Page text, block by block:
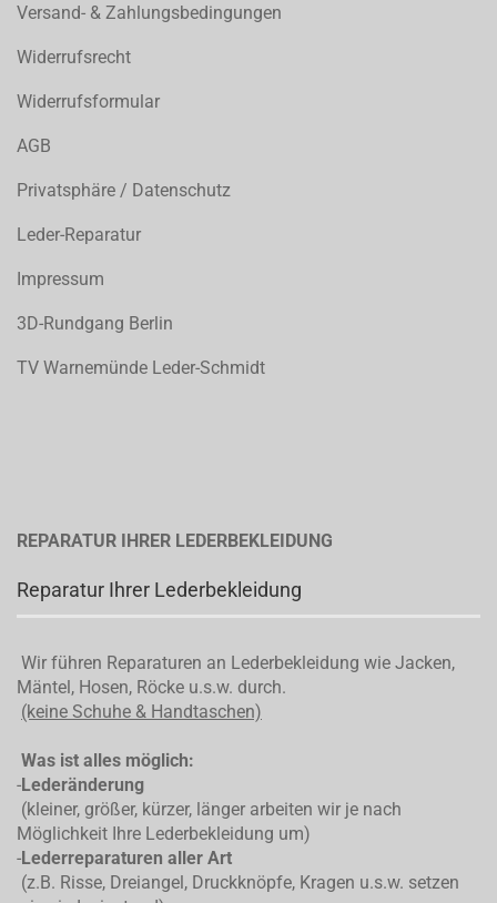
Versand- & Zahlungsbedingungen
Widerrufsrecht
Widerrufsformular
AGB
Privatsphäre / Datenschutz
Leder-Reparatur
Impressum
3D-Rundgang Berlin
TV Warnemünde Leder-Schmidt
REPARATUR IHRER LEDERBEKLEIDUNG
Reparatur Ihrer Lederbekleidung
Wir führen Reparaturen an Lederbekleidung wie Jacken,
Mäntel, Hosen, Röcke u.s.w. durch.
(keine Schuhe & Handtaschen)
Was ist alles möglich:
-Lederänderung
(kleiner, größer, kürzer, länger arbeiten wir je nach
Möglichkeit Ihre Lederbekleidung um)
-Lederreparaturen aller Art
(z.B. Risse, Dreiangel, Druckknöpfe, Kragen u.s.w. setzen